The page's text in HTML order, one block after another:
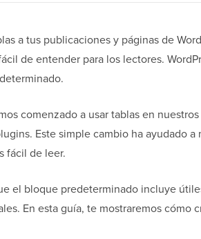
a tus publicaciones y páginas de
de entender para los lectores.
comenzado a usar tablas en
Este simple cambio ha ayudado
fácil de leer.
el bloque predeterminado incluye
En esta guía, te mostraremos cómo